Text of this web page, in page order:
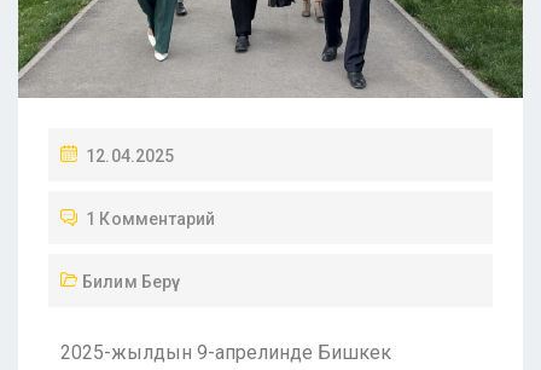
12.04.2025
1 Комментарий
Билим Берүү
2025-жылдын 9-апрелинде Бишкек